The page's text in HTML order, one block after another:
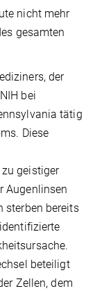
nicht mehr
gesamten
der
bei
tätig
Diese
geistiger
Augenlinsen
sterben bereits
beteiligt
Zellen, dem